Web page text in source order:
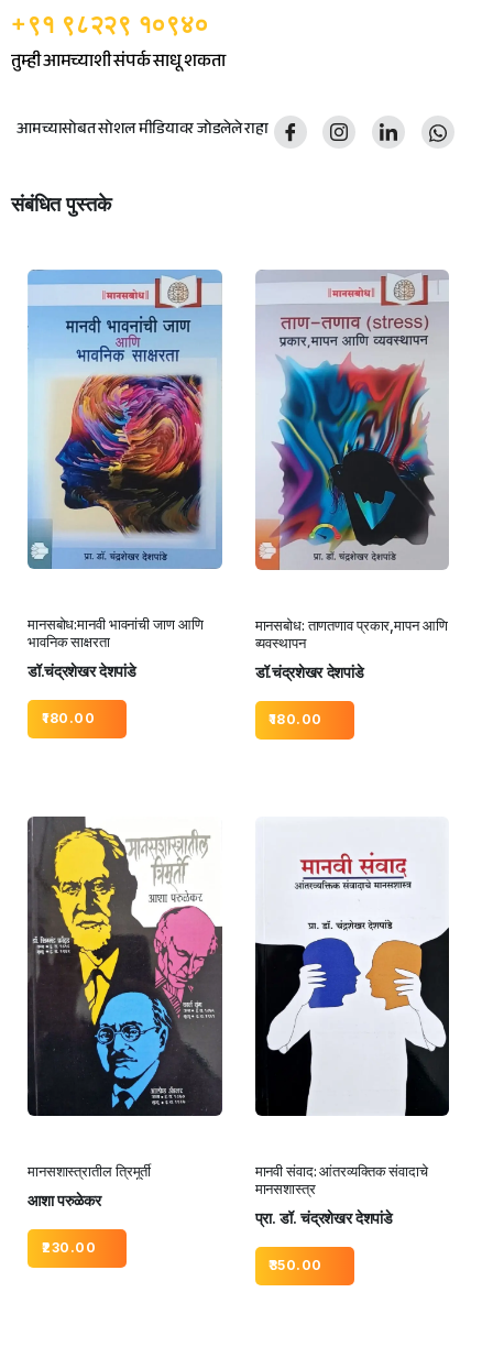
+९१ ९८२२९ १०९४०
तुम्ही आमच्याशी संपर्क साधू शकता
आमच्यासोबत सोशल मीडियावर जोडलेले राहा
संबंधित पुस्तके
मानसबोध:मानवी भावनांची जाण आणि
भावनिक साक्षरता
डॉ.चंद्रशेखर देशपांडे
180.00
मानसबोध: ताणतणाव प्रकार,मापन आणि
व्यवस्थापन
डॉ.चंद्रशेखर देशपांडे
180.00
मानसशास्त्रातील त्रिमूर्ती
आशा परुळेकर
230.00
मानवी संवाद: आंतरव्यक्तिक संवादाचे
मानसशास्त्र
प्रा. डॉ. चंद्रशेखर देशपांडे
350.00